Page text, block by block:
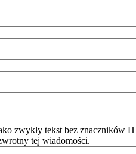
zwykły tekst bez znaczników
tej wiadomości.